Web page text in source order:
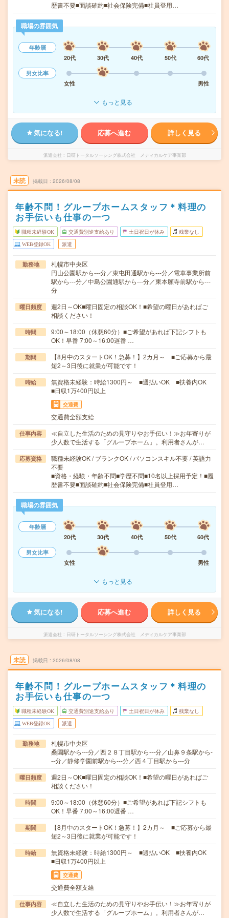
歴書不要■面談確約■社会保険完備■社員登用…
職場の雰囲気
年齢層
20代
30代 40代 50代
60代
男女比率
女性
男性
もっと見る
気になる! 応募へ進む 詳しく見る
派遣会社 日研トータルソーシング株式会社 メディカルケア事業部
未読 掲載日 2026/08/08
年齢不問！グループホームスタッフ＊料理の
お手伝いも仕事の一つ
職種未経験OK 交通費別途支給あり 土日祝日が休み 残業なし
WEB登録OK 派遣
勤務地
札幌市中央区
円山公園駅から---分／東屯田通駅から---分／電車事業所前
駅から---分／中島公園通駅から---分／東本願寺前駅から---
分
曜日頻度
週2日～OK■曜日固定の相談OK！■希望の曜日があればご
相談ください！
時間
9:00～18:00（休憩60分）■ご希望があれば下記シフトも
OK！早番 7:00～16:00遅番 …
期間
【8月中のスタートOK！急募！】2カ月～ ■ご応募から最
短2～3日後に就業が可能です！
時給
無資格未経験：時給1300円～ ■週払いOK ■扶養内OK
■日収1万400円以上
交通費
交通費全額支給
仕事内容
≪自立した生活のための見守りやお手伝い！≫お年寄りが
少人数で生活する「グループホーム」。利用者さんが…
応募資格
職種未経験OK / ブランクOK / パソコンスキル不要 / 英語力
不要
■資格・経験・年齢不問■学歴不問■10名以上採用予定！■履
歴書不要■面談確約■社会保険完備■社員登用…
職場の雰囲気
年齢層
20代
30代 40代 50代
60代
男女比率
女性
男性
もっと見る
気になる! 応募へ進む 詳しく見る
派遣会社 日研トータルソーシング株式会社 メディカルケア事業部
未読 掲載日 2026/08/08
年齢不問！グループホームスタッフ＊料理の
お手伝いも仕事の一つ
職種未経験OK 交通費別途支給あり 土日祝日が休み 残業なし
WEB登録OK 派遣
勤務地
札幌市中央区
桑園駅から---分／西２８丁目駅から---分／山鼻９条駅から-
--分／静修学園前駅から---分／西４丁目駅から---分
曜日頻度
週2日～OK■曜日固定の相談OK！■希望の曜日があればご
相談ください！
時間
9:00～18:00（休憩60分）■ご希望があれば下記シフトも
OK！早番 7:00～16:00遅番 …
期間
【8月中のスタートOK！急募！】2カ月～ ■ご応募から最
短2～3日後に就業が可能です！
時給
無資格未経験：時給1300円～ ■週払いOK ■扶養内OK
■日収1万400円以上
交通費
交通費全額支給
仕事内容
≪自立した生活のための見守りやお手伝い！≫お年寄りが
少人数で生活する「グループホーム」。利用者さんが…